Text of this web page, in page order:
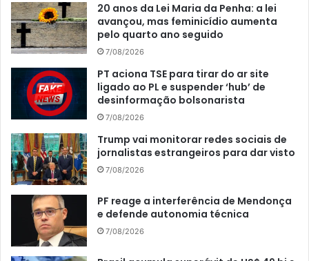
20 anos da Lei Maria da Penha: a lei
avançou, mas feminicídio aumenta
pelo quarto ano seguido
7/08/2026
PT aciona TSE para tirar do ar site
ligado ao PL e suspender ‘hub’ de
desinformação bolsonarista
7/08/2026
Trump vai monitorar redes sociais de
jornalistas estrangeiros para dar visto
7/08/2026
PF reage a interferência de Mendonça
e defende autonomia técnica
7/08/2026